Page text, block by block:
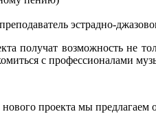
эстрадно-
получат возможность не
с профессионалами
проекта мы